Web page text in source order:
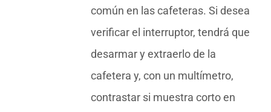
común en las cafeteras. Si desea
verificar el interruptor, tendrá que
desarmar y extraerlo de la
cafetera y, con un multímetro,
contrastar si muestra corto en